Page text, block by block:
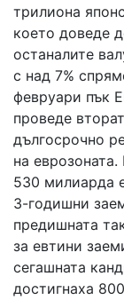
трилиона
което доведе
останалите
с над 7%
февруари пък
проведе
дългосрочно
на
530 милиарда
3-годишни
предишната
за евтини
сегашната
достигнаха